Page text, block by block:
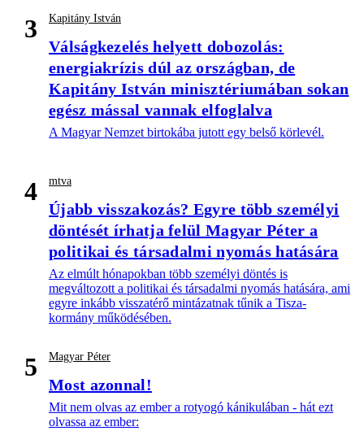
3 Kapitány István
Válságkezelés helyett dobozolás:
energiakrízis dúl az országban, de
Kapitány István minisztériumában sokan
egész mással vannak elfoglalva
A Magyar Nemzet birtokába jutott egy belső körlevél.
4 mtva
Újabb visszakozás? Egyre több személyi
döntését írhatja felül Magyar Péter a
politikai és társadalmi nyomás hatására
Az elmúlt hónapokban több személyi döntés is
megváltozott a politikai és társadalmi nyomás hatására, ami
egyre inkább visszatérő mintázatnak tűnik a Tisza-
kormány működésében.
5 Magyar Péter
Most azonnal!
Mit nem olvas az ember a rotyogó kánikulában - hát ezt
olvassa az ember: